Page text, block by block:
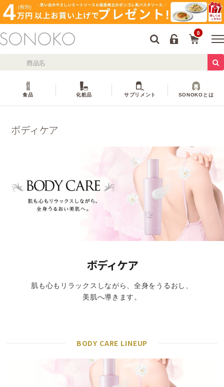
0
食品 化粧品 サプリメント SONOKOとは
ボディケア
ボディケア
肌も心もリラックスしながら、全身をうるおし、
美肌へ導きます。
BODY CARE LINEUP